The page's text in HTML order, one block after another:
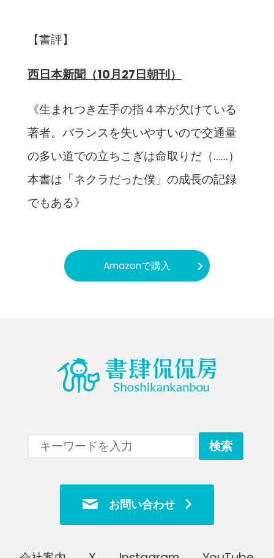
【書評】
西日本新聞（10月27日朝刊）
《生まれつき左手の指４本が欠けている
著者。バランスを失いやすいので交通量
の多い道での立ちこぎは命取りだ（……）
本書は「ネクラだった僕」の成長の記録
でもある》
Amazonで購入
お問い合わせ